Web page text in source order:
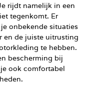
rijdt namelijk in een
tegenkomt. Er
onbekende situaties
en de juiste uitrusting
te hebben.
bescherming bij
ook comfortabel